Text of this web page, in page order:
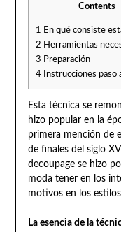
Contents
1 En qué consiste
2 Herramientas
3 Preparación
4Instrucciones paso
Esta técnica se
hizo popular en la
primera mención de
de finales del siglo
decoupage se hizo
moda tener en los
motivos en los
La esencia de la